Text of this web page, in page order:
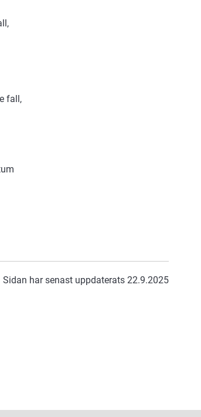
fall,
Sidan har senast uppdaterats 22.9.2025